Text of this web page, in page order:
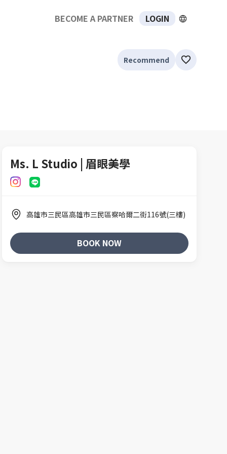
BECOME A PARTNER LOGIN
Recommend
Ms. L Studio | 眉眼美學
高雄市三民區高雄市三民區察哈爾二街116號(三樓)
BOOK NOW